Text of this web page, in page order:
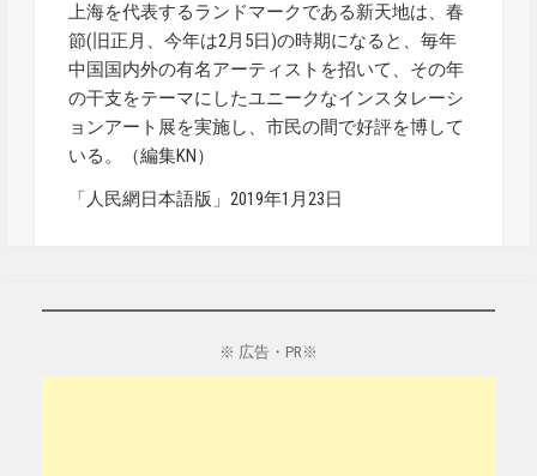
上海を代表するランドマークである新天地は、春
節(旧正月、今年は2月5日)の時期になると、毎年
中国国内外の有名アーティストを招いて、その年
の干支をテーマにしたユニークなインスタレーシ
ョンアート展を実施し、市民の間で好評を博して
いる。（編集KN）
「人民網日本語版」2019年1月23日
※ 広告・PR※